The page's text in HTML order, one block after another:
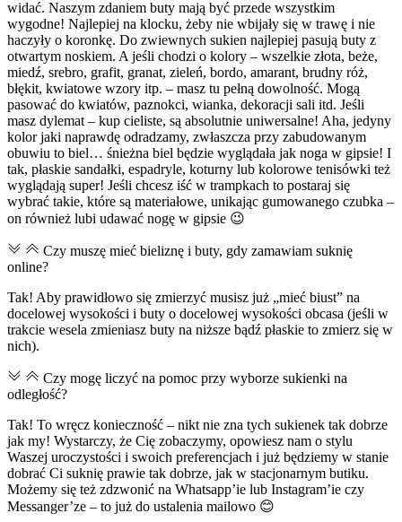
widać. Naszym zdaniem buty mają być przede wszystkim
wygodne! Najlepiej na klocku, żeby nie wbijały się w trawę i nie
haczyły o koronkę. Do zwiewnych sukien najlepiej pasują buty z
otwartym noskiem. A jeśli chodzi o kolory – wszelkie złota, beże,
miedź, srebro, grafit, granat, zieleń, bordo, amarant, brudny róż,
błękit, kwiatowe wzory itp. – masz tu pełną dowolność. Mogą
pasować do kwiatów, paznokci, wianka, dekoracji sali itd. Jeśli
masz dylemat – kup cieliste, są absolutnie uniwersalne! Aha, jedyny
kolor jaki naprawdę odradzamy, zwłaszcza przy zabudowanym
obuwiu to biel… śnieżna biel będzie wyglądała jak noga w gipsie! I
tak, płaskie sandałki, espadryle, koturny lub kolorowe tenisówki też
wyglądają super! Jeśli chcesz iść w trampkach to postaraj się
wybrać takie, które są materiałowe, unikając gumowanego czubka –
on również lubi udawać nogę w gipsie 😉
Czy muszę mieć bieliznę i buty, gdy zamawiam suknię
online?
Tak! Aby prawidłowo się zmierzyć musisz już „mieć biust” na
docelowej wysokości i buty o docelowej wysokości obcasa (jeśli w
trakcie wesela zmieniasz buty na niższe bądź płaskie to zmierz się w
nich).
Czy mogę liczyć na pomoc przy wyborze sukienki na
odległość?
Tak! To wręcz konieczność – nikt nie zna tych sukienek tak dobrze
jak my! Wystarczy, że Cię zobaczymy, opowiesz nam o stylu
Waszej uroczystości i swoich preferencjach i już będziemy w stanie
dobrać Ci suknię prawie tak dobrze, jak w stacjonarnym butiku.
Możemy się też zdzwonić na Whatsapp’ie lub Instagram’ie czy
Messanger’ze – to już do ustalenia mailowo 😊